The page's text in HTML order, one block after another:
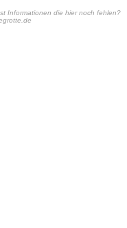
Informationen die hier noch fehlen?